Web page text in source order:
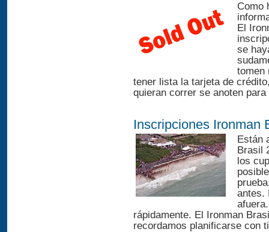
Como
El
se
tomen
tener lista la tarjeta de
quieran correr se anoten
Inscripciones Ironman
Están
Brasil
los
antes.
rápidamente. El Ironman
recordamos planificarse con